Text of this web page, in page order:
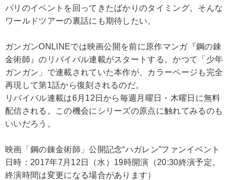
パリのイベントを回ってきたばかりのタイミング。そんな
ワールドツアーの裏話にも期待したい。
ガンガンONLINEでは映画公開を前に原作マンガ『鋼の錬
金術師』のリバイバル連載がスタートする。かつて「少年
ガンガン」で連載されていた本作が、カラーページも完全
再現して第1話から復刻されるのだ。
リバイバル連載は6月12日から毎週月曜日・木曜日に無料
配信される。この機会にシリーズの原点に触れてみるのも
いいだろう。
映画「鋼の錬金術師」公開記念“ハガレン”ファンイベント
日時：2017年7月12日（水）19時開演（20:30終演予定。
終演時間は変更になる場合があります）